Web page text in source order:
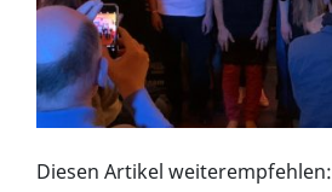
Diesen Artikel weiterempfehlen: